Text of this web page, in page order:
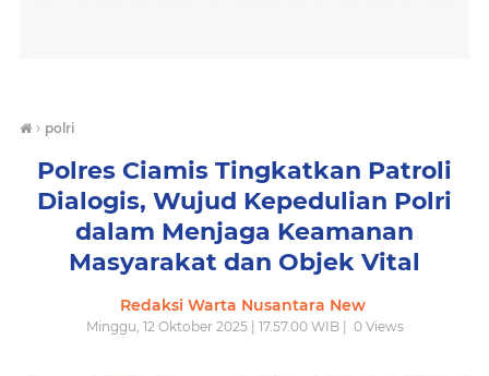
› polri
Polres Ciamis Tingkatkan Patroli
Dialogis, Wujud Kepedulian Polri
dalam Menjaga Keamanan
Masyarakat dan Objek Vital
Redaksi Warta Nusantara New
Minggu, 12 Oktober 2025 | 17.57.00 WIB | 0Views